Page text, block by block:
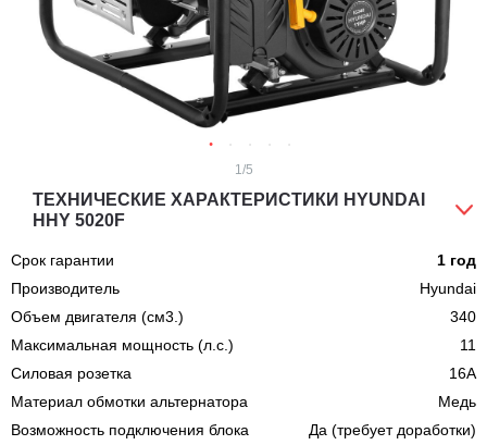
1 /5
ТЕХНИЧЕСКИЕ ХАРАКТЕРИСТИКИ HYUNDAI
HHY 5020F
Срок гарантии
1 год
Производитель
Hyundai
Объем двигателя (см3.)
340
Максимальная мощность (л.с.)
11
Силовая розетка
16A
Материал обмотки альтернатора
Медь
Возможность подключения блока
Да (требует доработки)